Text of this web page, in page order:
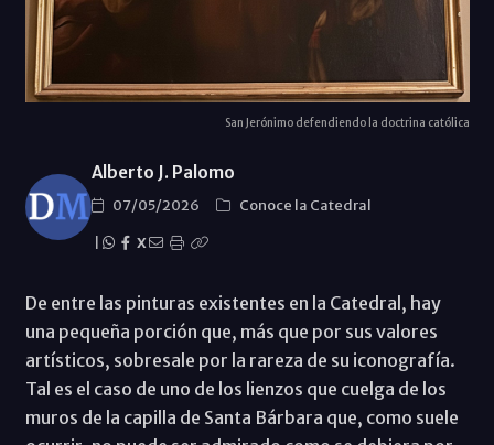
San Jerónimo defendiendo la doctrina católica
Alberto J. Palomo
07/05/2026
Conoce la Catedral
X
De entre las pinturas existentes en la Catedral, hay
una pequeña porción que, más que por sus valores
artísticos, sobresale por la rareza de su iconografía.
Tal es el caso de uno de los lienzos que cuelga de los
muros de la capilla de Santa Bárbara que, como suele